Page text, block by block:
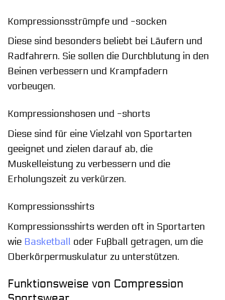
Kompressionsstrümpfe und -socken
Diese sind besonders beliebt bei Läufern und
Radfahrern. Sie sollen die Durchblutung in den
Beinen verbessern und Krampfadern
vorbeugen.
Kompressionshosen und -shorts
Diese sind für eine Vielzahl von Sportarten
geeignet und zielen darauf ab, die
Muskelleistung zu verbessern und die
Erholungszeit zu verkürzen.
Kompressionsshirts
Kompressionsshirts werden oft in Sportarten
wie Basketball oder Fußball getragen, um die
Oberkörpermuskulatur zu unterstützen.
Funktionsweise von Compression